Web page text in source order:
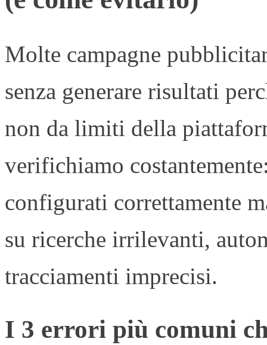
Molte campagne
senza generare risultati
non da limiti della
verifichiamo
configurati correttamente
su ricerche irrilevanti,
tracciamenti imprecisi.
I 3 errori più comuni